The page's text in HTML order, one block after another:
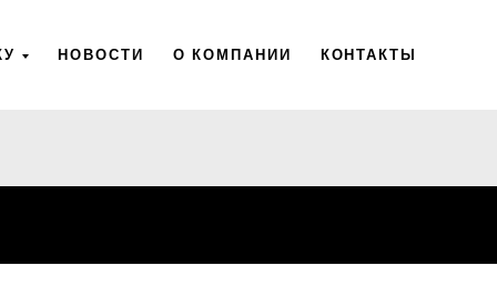
НОВОСТИ О КОМПАНИИ КОНТАКТЫ
НОВОСТИ О КОМПАНИИ КОНТАКТЫ